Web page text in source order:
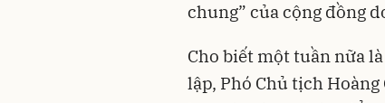
chung” của cộng đồng
Cho biết một tuần nữa
lập, Phó Chủ tịch